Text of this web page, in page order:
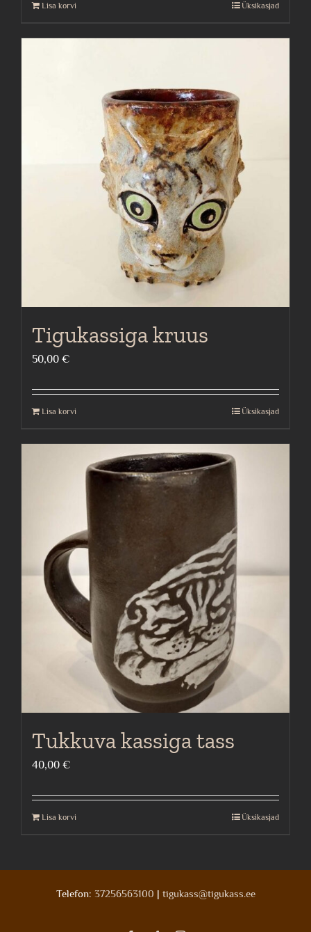
Lisa korvi Üksikasjad
Tigukassiga kruus
50,00 €
Lisa korvi Üksikasjad
Tukkuva kassiga tass
40,00 €
Lisa korvi Üksikasjad
Telefon: 37256563100 | tigukass@tigukass.ee